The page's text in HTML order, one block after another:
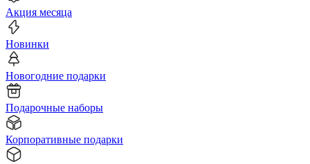
Акция месяца
Новинки
Новогодние подарки
Подарочные наборы
Корпоративные подарки